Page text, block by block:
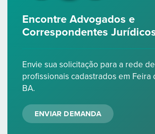
Encontre Advogados e
Correspondentes
Envie sua solicitação para a rede de
profissionais cadastrados em Feira
BA.
ENVIAR DEMANDA